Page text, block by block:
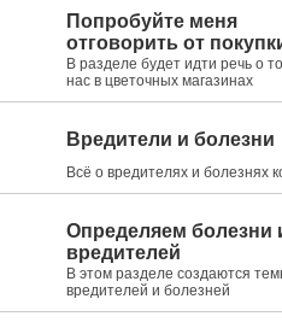
Попробуйте меня
отговорить от
В разделе будет идти речь о
нас в цветочных магазинах
Вредители и болезни
Всё о вредителях и болезнях
Определяем болезни
вредителей
В этом разделе создаются
вредителей и болезней